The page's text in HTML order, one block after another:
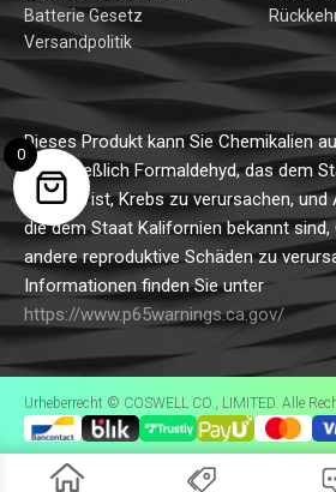
Batterie Gesetz
Versandpolitik
Dieses Produkt kann Sie Chemikalien
einschließlich Formaldehyd, das dem
bekannt ist, Krebs zu verursachen,
die dem Staat Kalifornien bekannt
andere reproduktive Schäden zu
Informationen finden Sie unter
https://www.p65warnings.ca.gov/
Urheberrecht © COSWELL CO., LIMITED. Alle
0